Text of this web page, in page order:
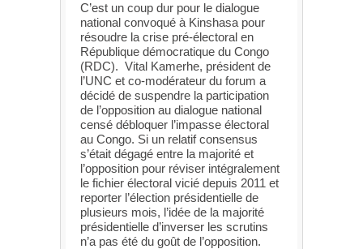
C’est un coup dur pour le dialogue
national convoqué à Kinshasa pour
résoudre la crise pré-électoral en
République démocratique du Congo
(RDC). Vital Kamerhe, président de
l’UNC et co-modérateur du forum a
décidé de suspendre la participation
de l’opposition au dialogue national
censé débloquer l’impasse électoral
au Congo. Si un relatif consensus
s’était dégagé entre la majorité et
l’opposition pour réviser intégralement
le fichier électoral vicié depuis 2011 et
reporter l’élection présidentielle de
plusieurs mois, l’idée de la majorité
présidentielle d’inverser les scrutins
n’a pas été du goût de l’opposition.